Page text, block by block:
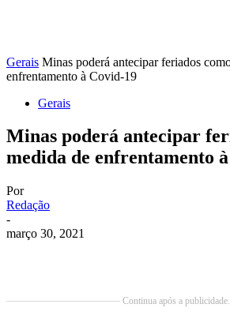
Gerais Minas poderá antecipar feriados
enfrentamento à Covid-19
Gerais
Minas poderá antecipar
medida de enfrentamento
Por
Redação
-
março 30, 2021
Continua após a